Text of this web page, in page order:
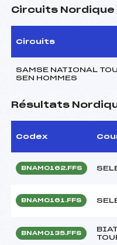
Circuits Nordique
Circuits
SAMSE NATIONAL
SEN HOMMES
Résultats
Codex
BNAM0162.FFS
BNAM0161.FFS
BNAM0135.FFS